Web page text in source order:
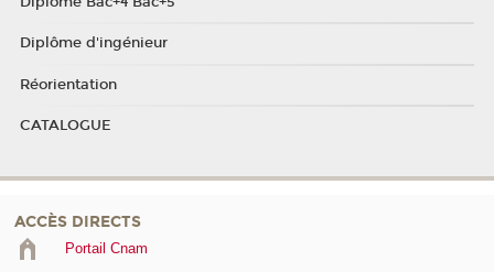
Diplôme d'ingénieur
Réorientation
CATALOGUE
ACCÈS DIRECTS
Portail Cnam